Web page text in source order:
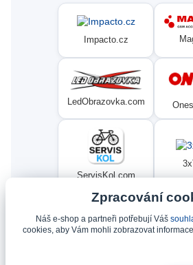
Impacto.cz
LedObrazovka.com
ServisKol.com
Condat
Zpracování
Náš e-shop a partneři potřebují Váš
cookies, aby Vám mohli zobrazovat